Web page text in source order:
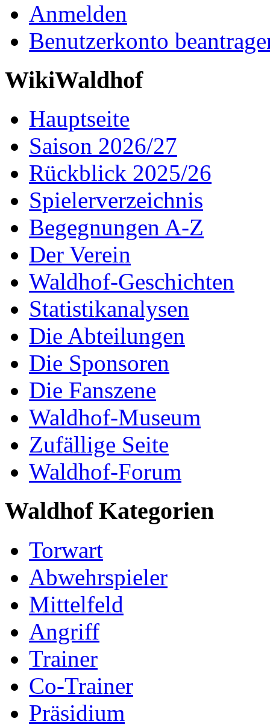
Anmelden
Benutzerkonto
WikiWaldhof
Hauptseite
Saison 2026/27
Rückblick 2025/26
Spielerverzeichnis
Begegnungen A-Z
Der Verein
Waldhof-Geschichten
Statistikanalysen
Die Abteilungen
Die Sponsoren
Die Fanszene
Waldhof-Museum
Zufällige Seite
Waldhof-Forum
Waldhof Kategorien
Torwart
Abwehrspieler
Mittelfeld
Angriff
Trainer
Co-Trainer
Präsidium